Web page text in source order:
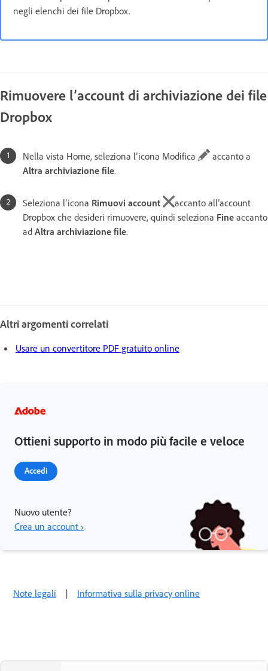
negli elenchi dei file Dropbox.
Rimuovere l’account di archiviazione dei file
Dropbox
Nella vista Home, seleziona l’icona Modifica
accanto a
Altra archiviazione file.
Seleziona l’icona Rimuovi account
accanto all’account
Dropbox che desideri rimuovere, quindi seleziona Fine accanto
ad Altra archiviazione file.
Altri argomenti correlati
Usare un convertitore PDF gratuito online
Ottieni supporto in modo più facile e veloce
Accedi
Nuovo utente?
Crea un account ›
Note legali | Informativa sulla privacy online